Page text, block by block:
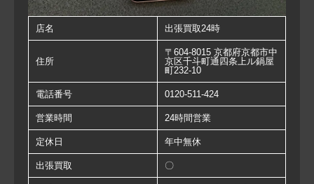
店名 出張買取24時
住所
〒604-8015 京都府京都市中
京区千斗町通四条上ル鍋屋
町232-10
電話番号 0120-511-424
営業時間 24時間営業
定休日 年中無休
出張買取 〇